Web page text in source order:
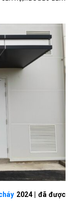
2024 | đã được